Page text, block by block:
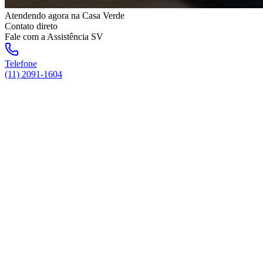
Atendendo agora na Casa Verde
Contato direto
Fale com a Assistência SV
Telefone
(11) 2091-1604